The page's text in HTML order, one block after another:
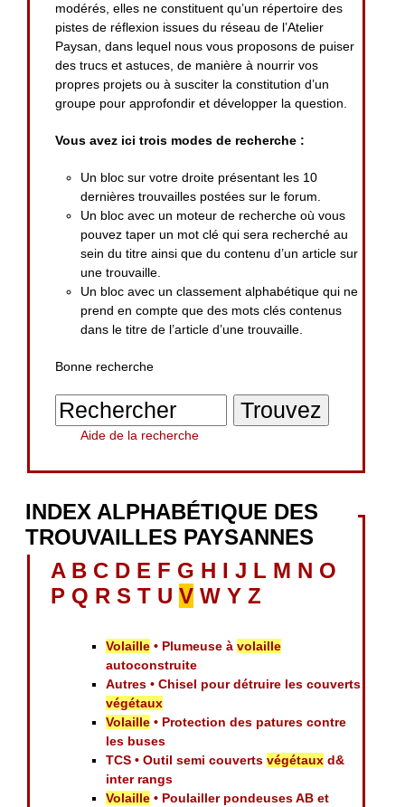
modérés, elles ne constituent qu’un répertoire des
pistes de réflexion issues du réseau de l’Atelier
Paysan, dans lequel nous vous proposons de puiser
des trucs et astuces, de manière à nourrir vos
propres projets ou à susciter la constitution d’un
groupe pour approfondir et développer la question.
Vous avez ici trois modes de recherche :
Un bloc sur votre droite présentant les 10
dernières trouvailles postées sur le forum.
Un bloc avec un moteur de recherche où vous
pouvez taper un mot clé qui sera recherché au
sein du titre ainsi que du contenu d’un article sur
une trouvaille.
Un bloc avec un classement alphabétique qui ne
prend en compte que des mots clés contenus
dans le titre de l’article d’une trouvaille.
Bonne recherche
Aide de la recherche
INDEX ALPHABÉTIQUE DES
TROUVAILLES PAYSANNES
A B C D E F G H I J L M N O
P Q R S T U V W Y Z
Volaille • Plumeuse àvolaille
autoconstruite
Autres • Chisel pour détruire les couverts
végétaux
Volaille • Protection des patures contre
les buses
TCS • Outil semi couvertsvégétaux d&
inter rangs
Volaille • Poulailler pondeuses AB et